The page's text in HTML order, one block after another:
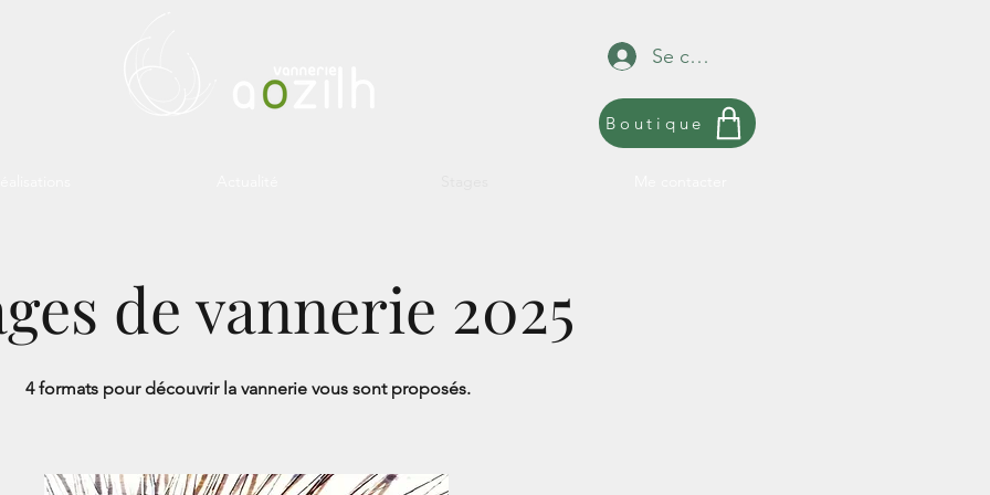
Se connecter
Boutique
de vannerie 2025
4 formats pour découvrir la vannerie vous sont proposés.